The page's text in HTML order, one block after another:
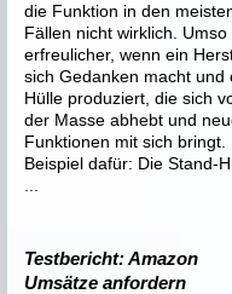
die Funktion in den
Fällen nicht wirklich. Umso
erfreulicher, wenn ein
sich Gedanken macht und
Hülle produziert, die sich
der Masse abhebt und
Funktionen mit sich bringt.
Beispiel dafür: Die Stand-
Testbericht: Amazon
Umsätze anfordern